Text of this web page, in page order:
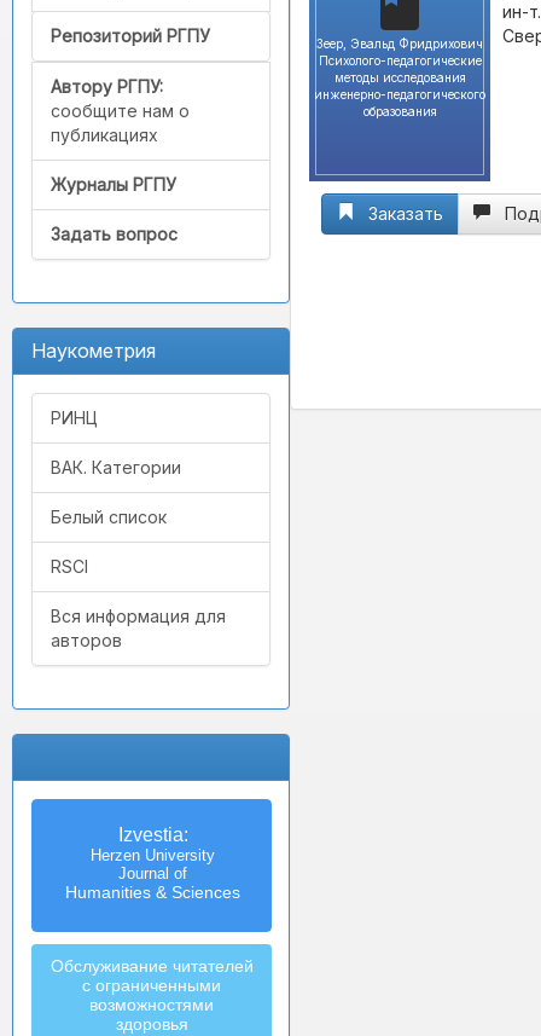
Репозиторий РГПУ
Автору РГПУ:
сообщите нам о
публикациях
Журналы РГПУ
Задать вопрос
Наукометрия
РИНЦ
ВАК. Категории
Белый список
RSCI
Вся информация для
авторов
Izvestia:
Herzen University
Journal of
Humanities & Sciences
Обслуживание читателей
с ограниченными
возможностями
здоровья
Зеер, Эвальд Фридрихович
Психолого-педагогические
методы исследования
инженерно-педагогического
образования
ин-
Заказать